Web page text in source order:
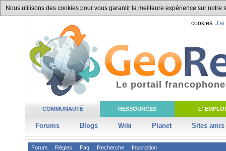
Nous utilisons des cookies pour vous garantir la meilleure expérience sur
cookies. J'ai
COMMUNAUTÉ RESSOURCES L' EMPLOI
Forums Blogs Wiki Planet Sites amis
Le portail
Forum Règles Faq Recherche Inscription